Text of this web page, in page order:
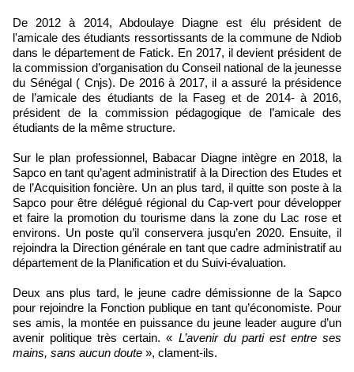
De 2012 à 2014, Abdoulaye Diagne est élu président de
l'amicale des étudiants ressortissants de la commune de Ndiob
dans le département de Fatick. En 2017, il devient président de
la commission d’organisation du Conseil national de la jeunesse
du Sénégal ( Cnjs). De 2016 à 2017, il a assuré la présidence
de l’amicale des étudiants de la Faseg et de 2014- à 2016,
président de la commission pédagogique de l’amicale des
étudiants de la même structure.
Sur le plan professionnel, Babacar Diagne intègre en 2018, la
Sapco en tant qu’agent administratif à la Direction des Etudes et
de l’Acquisition foncière. Un an plus tard, il quitte son poste à la
Sapco pour être délégué régional du Cap-vert pour développer
et faire la promotion du tourisme dans la zone du Lac rose et
environs. Un poste qu’il conservera jusqu’en 2020. Ensuite, il
rejoindra la Direction générale en tant que cadre administratif au
département de la Planification et du Suivi-évaluation.
Deux ans plus tard, le jeune cadre démissionne de la Sapco
pour rejoindre la Fonction publique en tant qu’économiste. Pour
ses amis, la montée en puissance du jeune leader augure d’un
avenir politique très certain. « L’avenir du parti est entre ses
mains, sans aucun doute », clament-ils.